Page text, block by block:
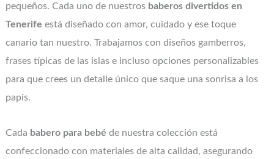
pequeños. Cada uno de nuestros baberos divertidos en
Tenerife está diseñado con amor, cuidado y ese toque
canario tan nuestro. Trabajamos con diseños gamberros,
frases típicas de las islas e incluso opciones personalizables
para que crees un detalle único que saque una sonrisa a los
papis.
Cada babero para bebé de nuestra colección está
confeccionado con materiales de alta calidad, asegurando